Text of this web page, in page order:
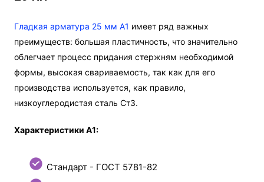
Гладкая арматура 25 мм А1 имеет ряд важных
преимуществ: большая пластичность, что значительно
облегчает процесс придания стержням необходимой
формы, высокая свариваемость, так как для его
производства используется, как правило,
низкоуглеродистая сталь Ст3.
Характеристики А1:
Стандарт - ГОСТ 5781-82